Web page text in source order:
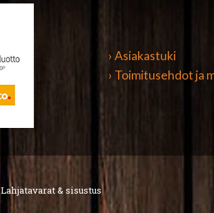
› Asiakastuki
› Toimitusehdot ja
Lahjatavarat & sisustus